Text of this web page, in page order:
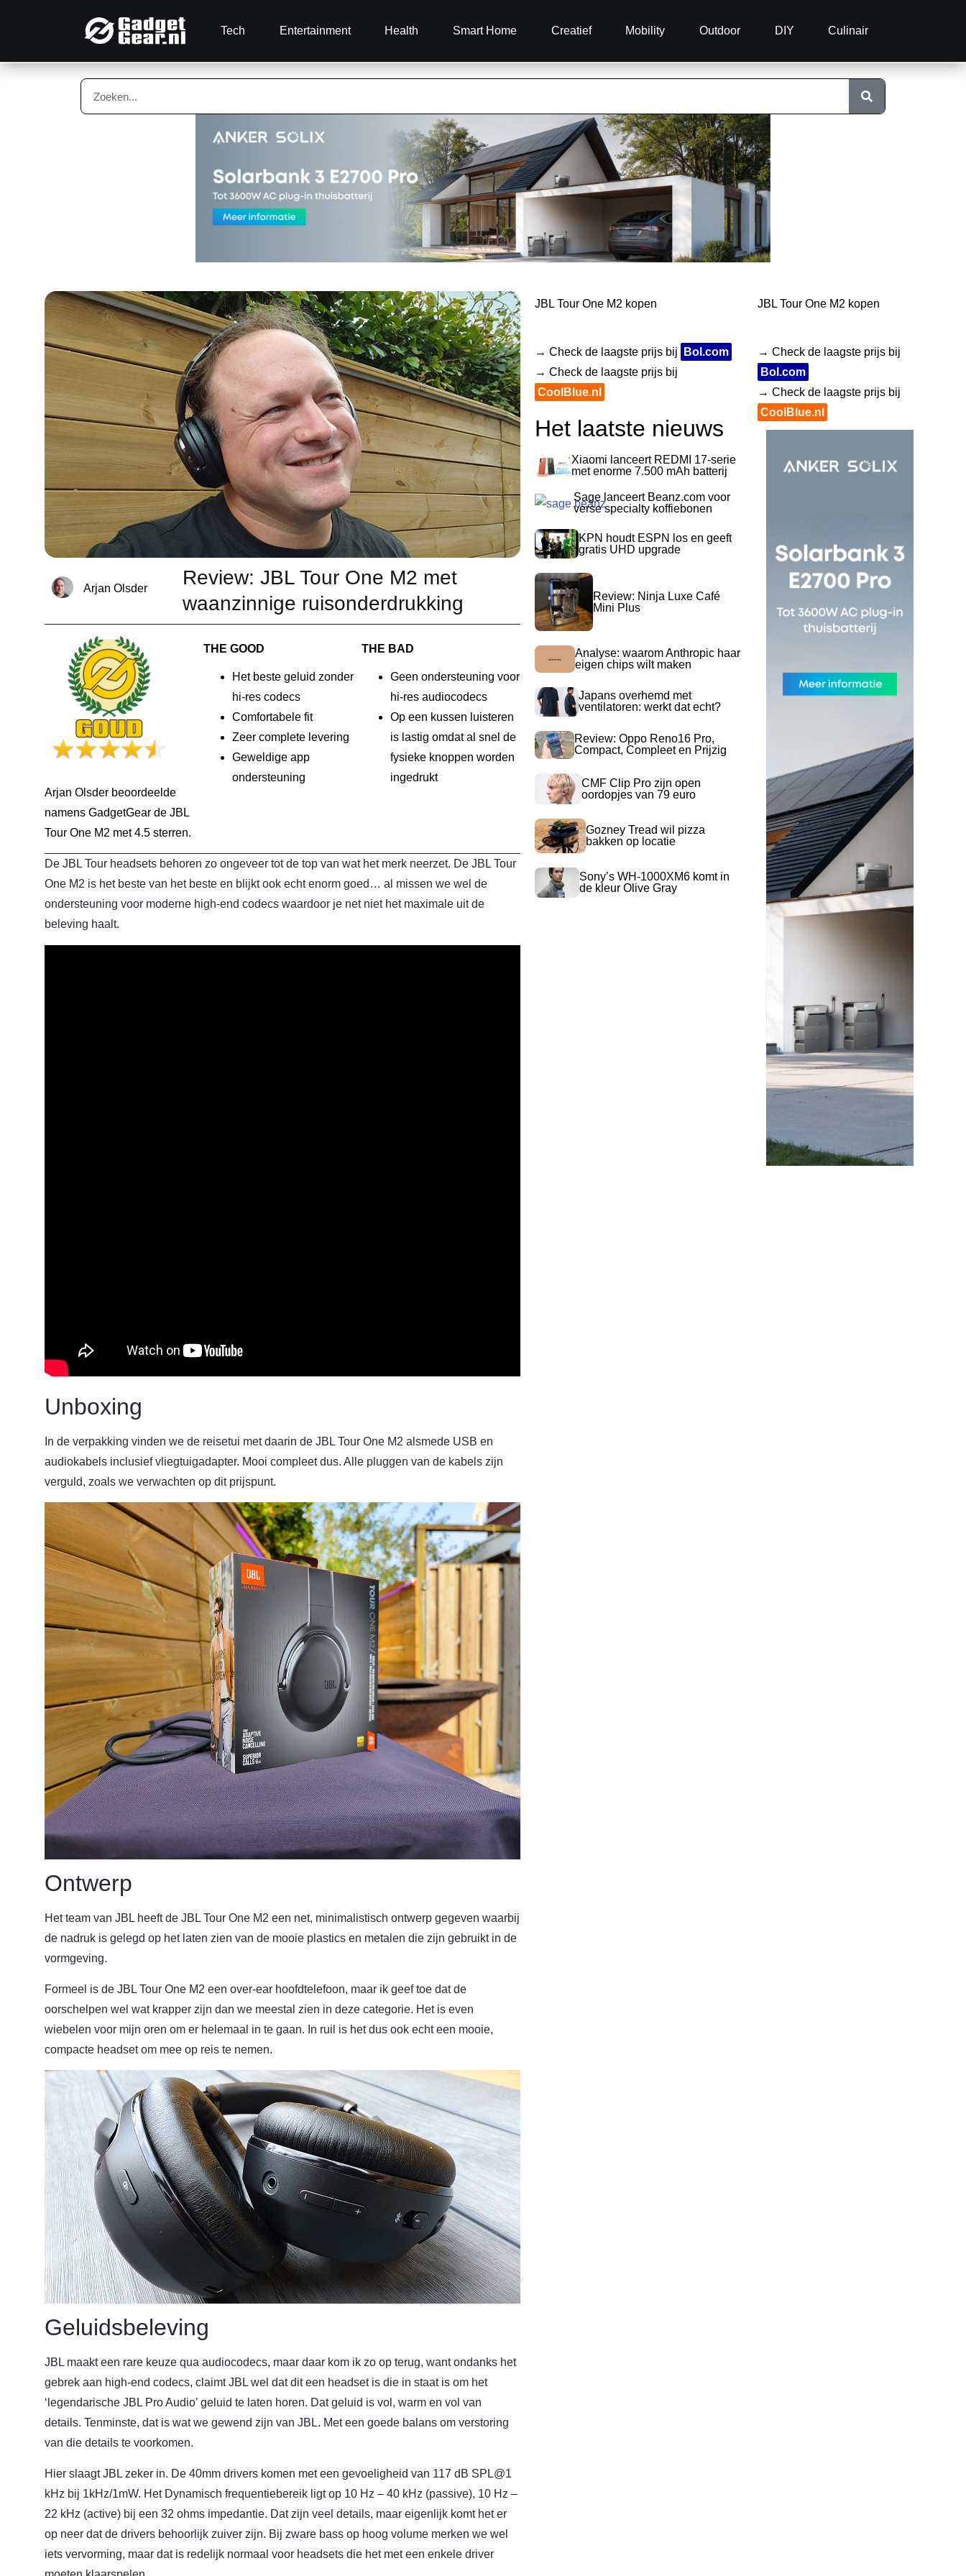
Tech Entertainment Health Smart Home Creatief Mobility Outdoor DIY Culinair
Arjan Olsder
Review: JBL Tour One M2 met
waanzinnige ruisonderdrukking
Arjan Olsder beoordeelde
namens GadgetGear de JBL
Tour One M2 met 4.5 sterren.
THE GOOD
Het beste geluid zonder
hi-res codecs
Comfortabele fit
Zeer complete levering
Geweldige app
ondersteuning
THE BAD
Geen ondersteuning voor
hi-res audiocodecs
Op een kussen luisteren
is lastig omdat al snel de
fysieke knoppen worden
ingedrukt
De JBL Tour headsets behoren zo ongeveer tot de top van wat het merk neerzet. De JBL Tour
One M2 is het beste van het beste en blijkt ook echt enorm goed… al missen we wel de
ondersteuning voor moderne high-end codecs waardoor je net niet het maximale uit de
beleving haalt.
Unboxing
In de verpakking vinden we de reisetui met daarin de JBL Tour One M2 alsmede USB en
audiokabels inclusief vliegtuigadapter. Mooi compleet dus. Alle pluggen van de kabels zijn
verguld, zoals we verwachten op dit prijspunt.
Ontwerp
Het team van JBL heeft de JBL Tour One M2 een net, minimalistisch ontwerp gegeven waarbij
de nadruk is gelegd op het laten zien van de mooie plastics en metalen die zijn gebruikt in de
vormgeving.
Formeel is de JBL Tour One M2 een over-ear hoofdtelefoon, maar ik geef toe dat de
oorschelpen wel wat krapper zijn dan we meestal zien in deze categorie. Het is even
wiebelen voor mijn oren om er helemaal in te gaan. In ruil is het dus ook echt een mooie,
compacte headset om mee op reis te nemen.
Geluidsbeleving
JBL maakt een rare keuze qua audiocodecs, maar daar kom ik zo op terug, want ondanks het
gebrek aan high-end codecs, claimt JBL wel dat dit een headset is die in staat is om het
‘legendarische JBL Pro Audio’ geluid te laten horen. Dat geluid is vol, warm en vol van
details. Tenminste, dat is wat we gewend zijn van JBL. Met een goede balans om verstoring
van die details te voorkomen.
Hier slaagt JBL zeker in. De 40mm drivers komen met een gevoeligheid van 117 dB SPL@1
kHz bij 1kHz/1mW. Het Dynamisch frequentiebereik ligt op 10 Hz – 40 kHz (passive), 10 Hz –
22 kHz (active) bij een 32 ohms impedantie. Dat zijn veel details, maar eigenlijk komt het er
op neer dat de drivers behoorlijk zuiver zijn. Bij zware bass op hoog volume merken we wel
iets vervorming, maar dat is redelijk normaal voor headsets die het met een enkele driver
JBL Tour One M2 kopen
→ Check de laagste prijs bij
Bol.com
→ Check de laagste prijs bij
CoolBlue.nl
Het laatste nieuws
Xiaomi lanceert REDMI 17-serie
met enorme 7.500 mAh batterij
Sage lanceert Beanz.com voor
verse specialty koffiebonen
KPN houdt ESPN los en geeft
gratis UHD upgrade
Review: Ninja Luxe Café
Mini Plus
Analyse: waarom Anthropic haar
eigen chips wilt maken
Japans overhemd met
ventilatoren: werkt dat echt?
Review: Oppo Reno16 Pro,
Compact, Compleet en Prijzig
CMF Clip Pro zijn open
oordopjes van 79 euro
Gozney Tread wil pizza
bakken op locatie
Sony’s WH-1000XM6 komt in
de kleur Olive Gray
JBL Tour One M2 kopen
→ Check de laagste prijs bij
Bol.com
→ Check de laagste prijs bij
CoolBlue.nl